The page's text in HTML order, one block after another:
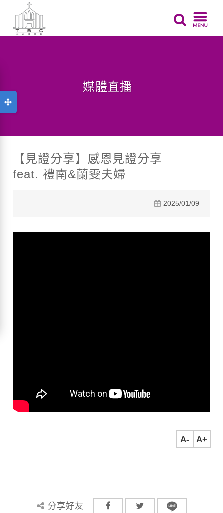
媒體直播
【見證分享】感恩見證分享
feat. 禮南&蘭雯夫婦
2025/01/09
A- A+
分享好友